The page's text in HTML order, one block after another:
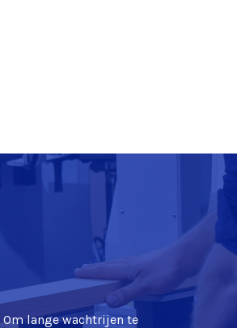
lange wachtrijen te